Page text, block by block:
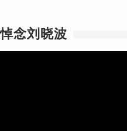
念刘晓波